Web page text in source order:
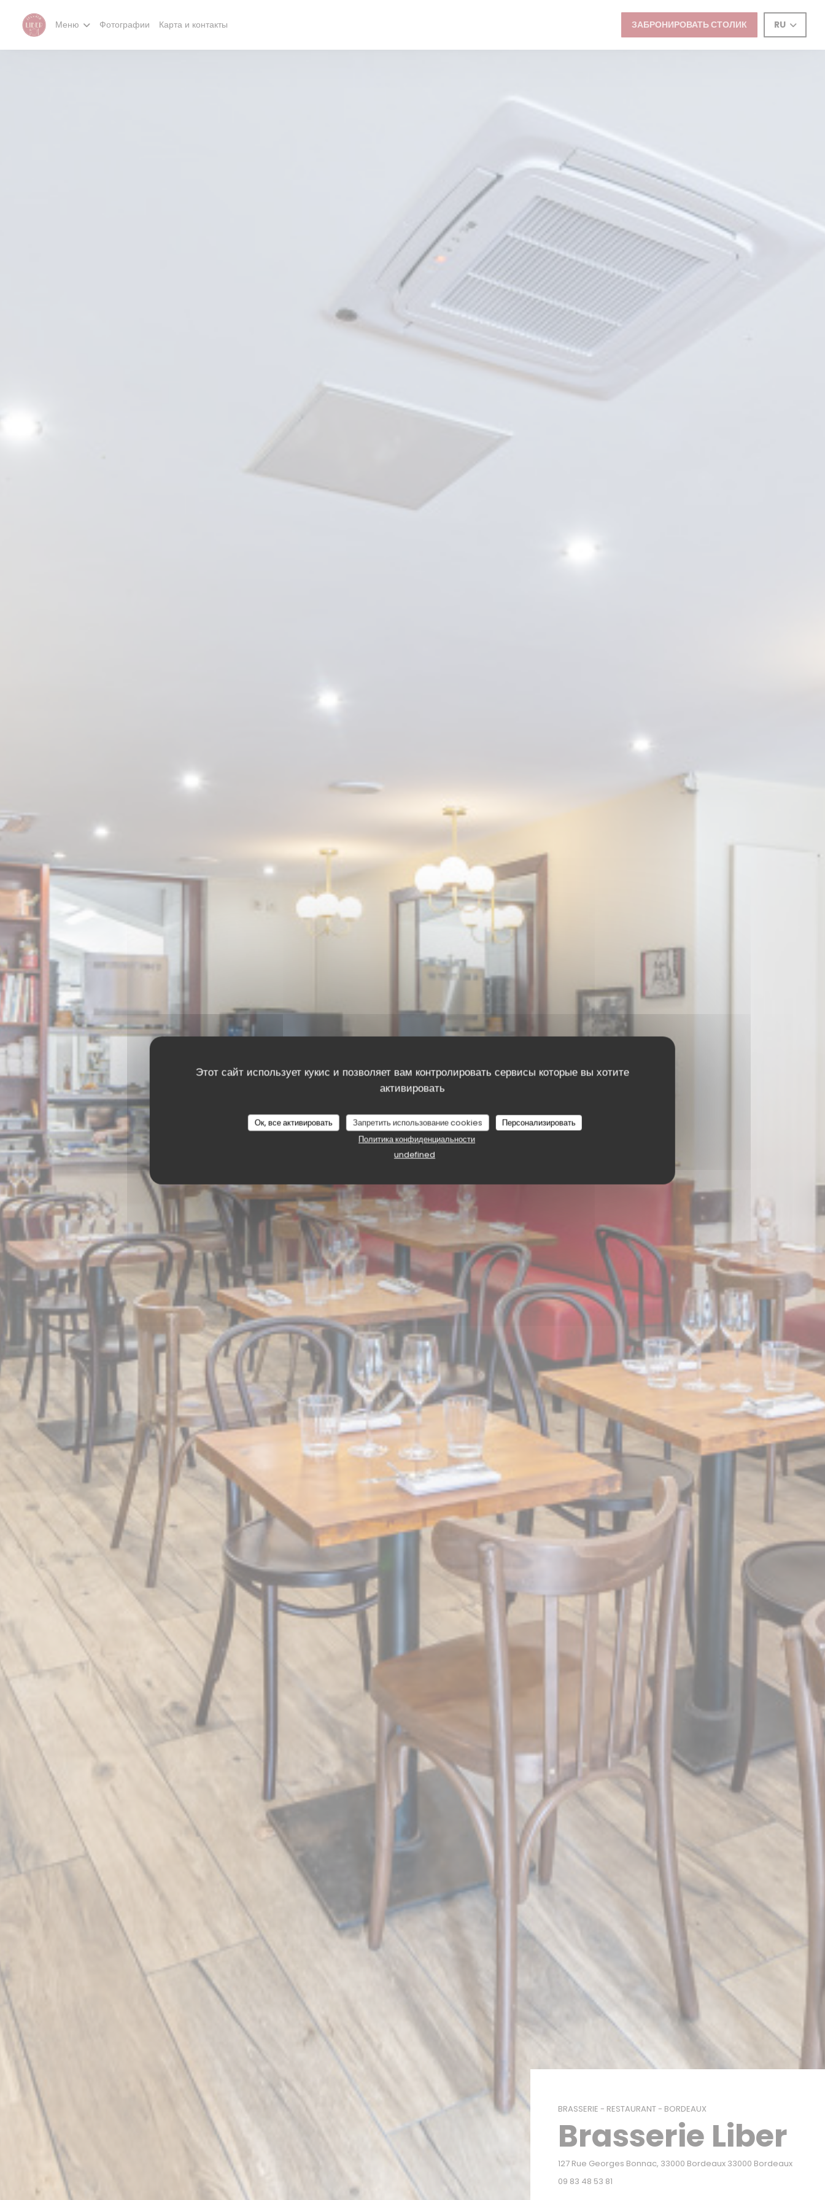
Этот сайт использует кукис и позволяет вам контролировать сервисы которые вы хотите
активировать
Ок, все активировать Запретить использование cookies
Персонализировать
Политика конфиденциальности
undefined
Меню Фотографии Карта и контакты ЗАБРОНИРОВАТЬ СТОЛИК RU
BRASSERIE - RESTAURANT- BORDEAUX
Brasserie Liber
127 Rue Georges Bonnac, 33000 Bordeaux 33000 Bordeaux
09 83 48 53 81